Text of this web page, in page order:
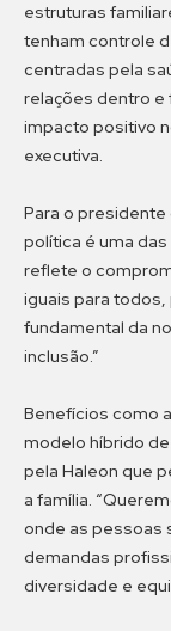
estruturas
tenham controle
centradas pela
relações dentro e
impacto positivo
executiva.
Para o presidente
política é uma
reflete o
iguais para
fundamental da
inclusão.”
Benefícios como
modelo híbrido
pela Haleon que
a família.
onde as pessoas
demandas
diversidade e